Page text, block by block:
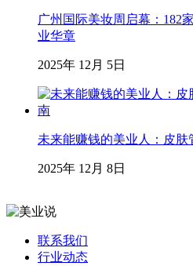
广州国际美妆周启幕：182
业华章
2025年 12月 5日
未来能赚钱的美业人：皮
2025年 12月 8日
联系我们
行业动态